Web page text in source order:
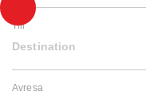
Till
Destination
Avresa